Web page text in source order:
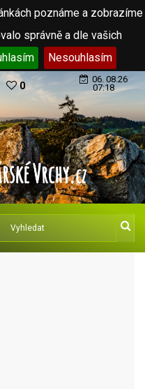
poznáme a zobrazíme
správně a dle vašich
Nesouhlasím
0
06. 08.26
07:18